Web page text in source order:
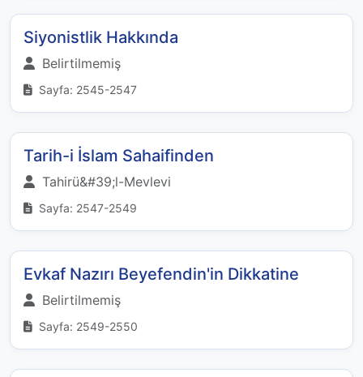
Siyonistlik Hakkında
Belirtilmemiş
Sayfa: 2545-2547
Tarih-i İslam Sahaifinden
Tahirü&#39;l-Mevlevi
Sayfa: 2547-2549
Evkaf Nazırı Beyefendin'in Dikkatine
Belirtilmemiş
Sayfa: 2549-2550